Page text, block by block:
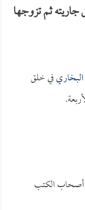
ثم تزوجها
البخاريفي خلق
أصحاب الكتب